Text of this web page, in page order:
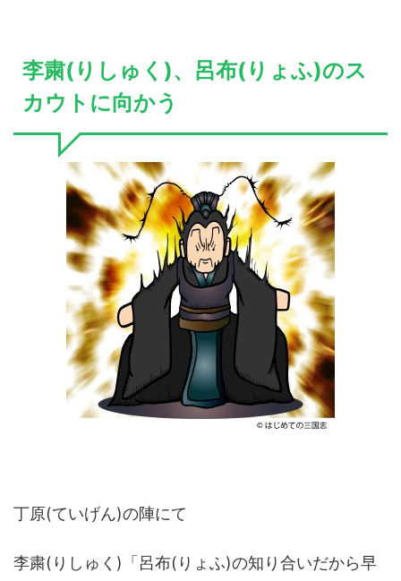
李粛(りしゅく)、呂布(りょふ)のス
カウトに向かう
丁原(ていげん)の陣にて
李粛(りしゅく)「呂布(りょふ)の知り合いだから早